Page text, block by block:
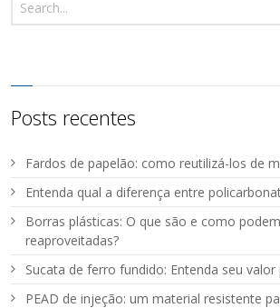
Posts recentes
Fardos de papelão: como reutilizá-los de
Entenda qual a diferença entre
Borras plásticas: O que são e como
reaproveitadas?
Sucata de ferro fundido: Entenda seu
PEAD de injeção: um material resistente